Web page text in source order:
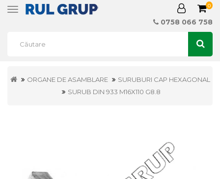
Toggle
0
0758 066 758
ORGANE DE ASAMBLARE
SURUBURI CAP HEXAGONAL
SURUB DIN 933 M16X110 G8.8